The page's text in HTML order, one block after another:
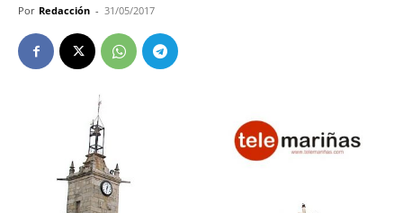
Por Redacción - 31/05/2017